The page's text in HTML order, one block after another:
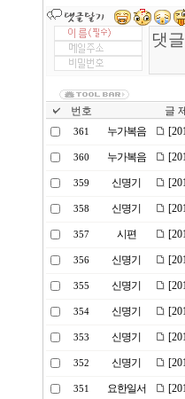
번호 글
361 누가복음
360 누가복음
359 신명기
358 신명기
357 시편
356 신명기
355 신명기
354 신명기
353 신명기
352 신명기
351 요한일서